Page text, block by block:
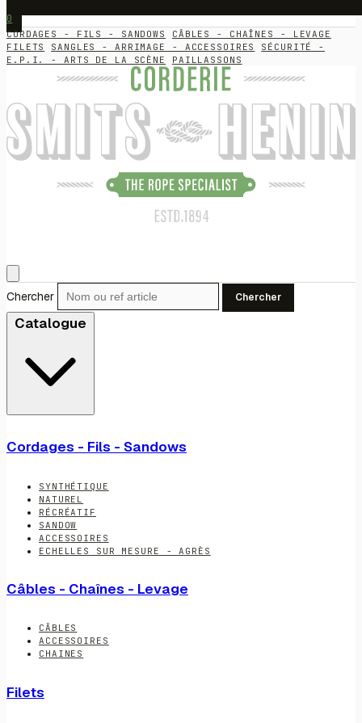
0
CORDAGES - FILS - SANDOWS
CÂBLES - CHAÎNES - LEVAGE
FILETS
SANGLES - ARRIMAGE - ACCESSOIRES
SÉCURITÉ -
E.P.I. - ARTS DE LA SCÈNE
PAILLASSONS
Chercher Chercher
Catalogue
Cordages - Fils - Sandows
SYNTHÉTIQUE
NATUREL
RÉCRÉATIF
SANDOW
ACCESSOIRES
ECHELLES SUR MESURE - AGRÈS
Câbles - Chaînes - Levage
CÂBLES
ACCESSOIRES
CHAINES
Filets